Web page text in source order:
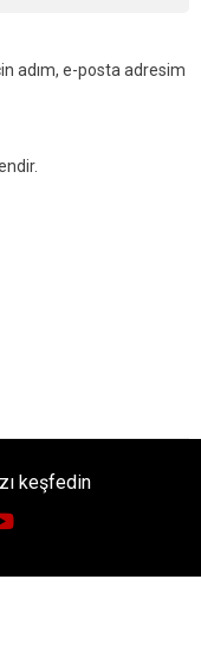
adım, e-posta adresim
keşfedin